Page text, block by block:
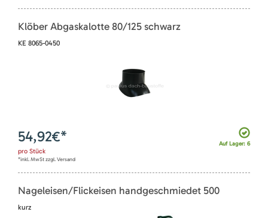
Klöber Abgaskalotte 80/125 schwarz
KE 8065-0450
Auf Lager: 6
54,92€*
pro Stück
*inkl. MwSt zzgl. Versand
Nageleisen/Flickeisen handgeschmiedet 500
kurz